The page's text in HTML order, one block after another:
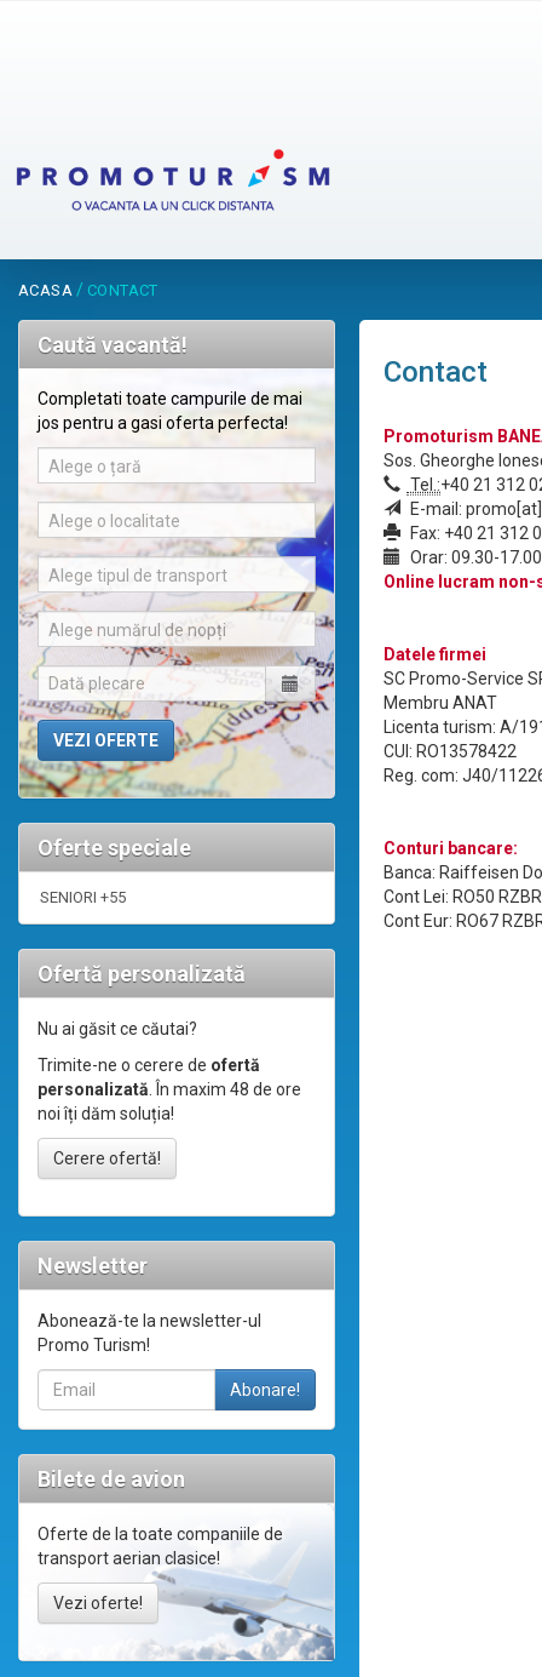
ACASA / CONTACT
Caută vacantă!
Completati toate campurile de mai
jos pentru a gasi oferta perfecta!
Alege o țară
Alege o localitate
Alege tipul de transport
Alege numărul de nopți
Oferte speciale
SENIORI +55
Ofertă personalizată
Nu ai găsit ce căutai?
Trimite-ne o cerere de ofertă
personalizată. În maxim 48 de ore
noi îți dăm soluția!
Cerere ofertă!
Newsletter
Abonează-te la newsletter-ul
Promo Turism!
Bilete de avion
Oferte de la toate companiile de
transport aerian clasice!
Vezi oferte!
Contact
Promoturism
Sos. Gheorghe
Tel.:+40 21 312
E-mail:
Fax: +40 21 312
Orar: 09.30-
Online lucram non-
Datele firmei
SC Promo-Service
Membru ANAT
Licenta turism: A/
CUI: RO13578422
Reg. com: J40/
Conturi bancare:
Banca: Raiffeisen
Cont Lei: RO50
Cont Eur: RO67